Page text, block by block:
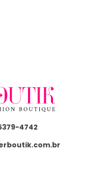
4742